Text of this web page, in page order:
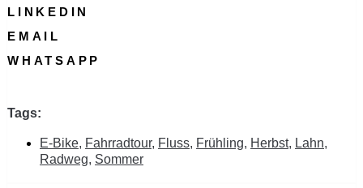
LINKEDIN
EMAIL
WHATSAPP
Tags:
E-Bike, Fahrradtour, Fluss, Frühling, Herbst, Lahn,
Radweg, Sommer